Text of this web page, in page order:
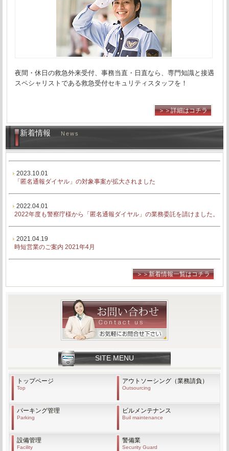
夜間・休日の救急外来受付、事務当直・日直なら、専門知識と接遇
スペシャリストである救急受付セキュリティスタッフを！
＞＞詳細はコチラ
新着情報 News
2023.10.01
「匿名通報ダイヤル」の対象事案が拡大されました
2022.04.01
2022年度も警察庁様から「匿名通報ダイヤル」の業務委託を請けました。
2021.04.19
時短営業のご案内 2021年4月
＞＞新着情報一覧はコチラ
SITE MENU
トップページ
Top
アウトソーシング（業務請負）
Outsourcing
パーキング管理
Parking
ビルメンテナンス
Buil maintenance
設備管理
Facility
警備業
Security Guard